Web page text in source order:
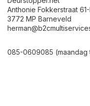
Anthonie Fokkerstraat 61-
3772 MP Barneveld
085-0609085 (maandag